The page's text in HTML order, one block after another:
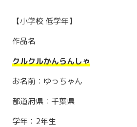
【小学校 低学年】
作品名
クルクルかんらんしゃ
お名前：ゆっちゃん
都道府県：千葉県
学年：2年生